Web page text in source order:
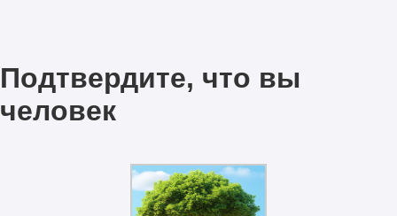
Подтвердите, что вы
человек